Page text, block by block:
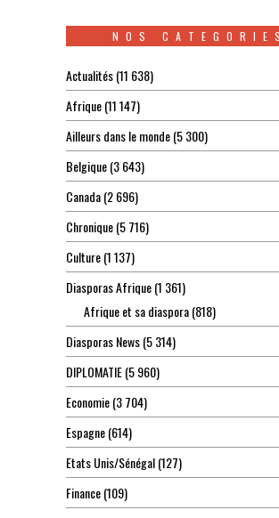
NOS CATEGORIES
Actualités(11 638)
Afrique(11 147)
Ailleurs dans le monde(5 300)
Belgique(3 643)
Canada(2 696)
Chronique(5 716)
Culture(1 137)
Diasporas Afrique(1 361)
Afrique et sa diaspora(818)
Diasporas News(5 314)
DIPLOMATIE(5 960)
Economie(3 704)
Espagne(614)
Etats Unis/Sénégal(127)
Finance(109)